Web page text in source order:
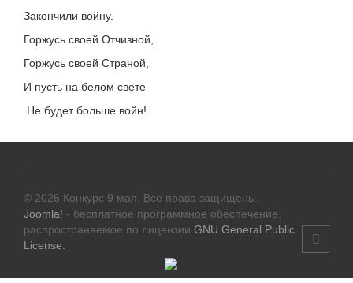
Закончили войну.
Горжусь своей Отчизной,
Горжусь своей Страной,
И пусть на белом свете
Не будет больше войн!
© 2026 Конкурс 9 мая. Все права защищены.
Joomla! - бесплатное программное обеспечение,
распространяемое по лицензии GNU General Public
License.